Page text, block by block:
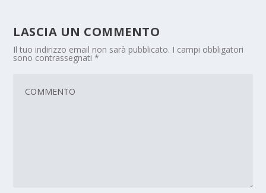
LASCIA UN COMMENTO
Il tuo indirizzo email non sarà pubblicato. I campi obbligatori
sono contrassegnati*